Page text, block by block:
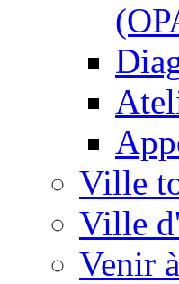
Ville
Ville
Venir